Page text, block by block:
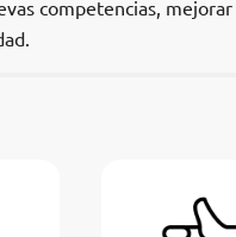
competencias,